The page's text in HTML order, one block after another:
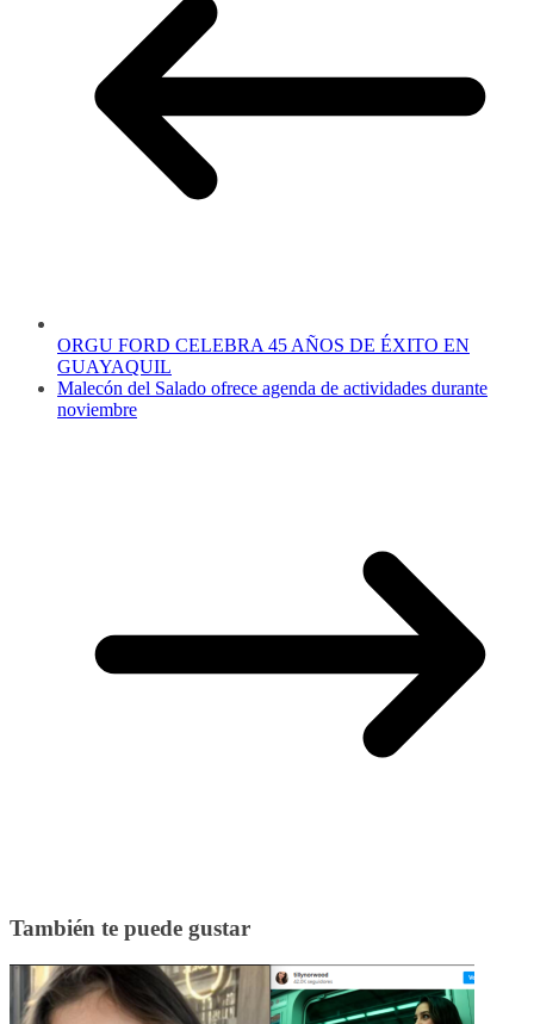
ORGU FORD CELEBRA 45 AÑOS DE ÉXITO EN
GUAYAQUIL
Malecón del Salado ofrece agenda de actividades durante
noviembre
También te puede gustar